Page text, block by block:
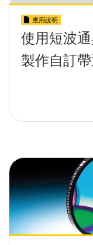
應用說明
使用短波
製作自訂